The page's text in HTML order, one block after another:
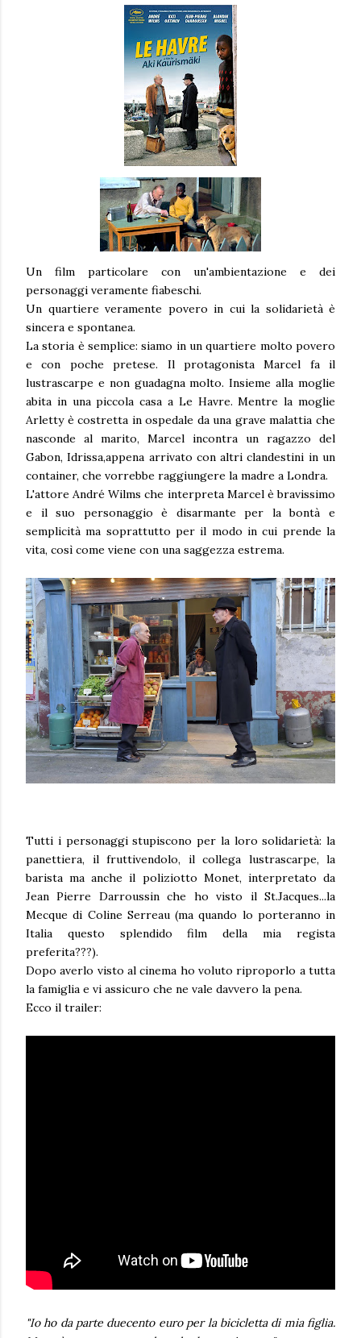
Un film particolare con un'ambientazione e dei
personaggi veramente fiabeschi.
Un quartiere veramente povero in cui la solidarietà è
sincera e spontanea.
La storia è semplice: siamo in un quartiere molto povero
e con poche pretese. Il protagonista Marcel fa il
lustrascarpe e non guadagna molto. Insieme alla moglie
abita in una piccola casa a Le Havre. Mentre la moglie
Arletty è costretta in ospedale da una grave malattia che
nasconde al marito, Marcel incontra un ragazzo del
Gabon, Idrissa,appena arrivato con altri clandestini in un
container, che vorrebbe raggiungere la madre a Londra.
L'attore André Wilms che interpreta Marcel è bravissimo
e il suo personaggio è disarmante per la bontà e
semplicità ma soprattutto per il modo in cui prende la
vita, così come viene con una saggezza estrema.
Tutti i personaggi stupiscono per la loro solidarietà: la
panettiera, il fruttivendolo, il collega lustrascarpe, la
barista ma anche il poliziotto Monet, interpretato da
Jean Pierre Darroussin che ho visto il St.Jacques...la
Mecque di Coline Serreau (ma quando lo porteranno in
Italia questo splendido film della mia regista
preferita???).
Dopo averlo visto al cinema ho voluto riproporlo a tutta
la famiglia e vi assicuro che ne vale davvero la pena.
Ecco il trailer:
"Io ho da parte duecento euro per la bicicletta di mia figlia.